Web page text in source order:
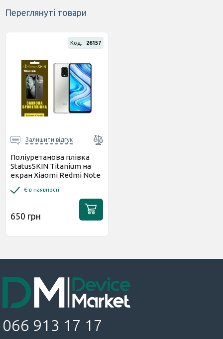
Переглянуті товари
Код: 26157
Залишити відгук
Поліуретанова плівка
StatusSKIN Titanium на
екран Xiaomi Redmi Note
Глянцева
Є в наявності
650 грн
066 913 17 17